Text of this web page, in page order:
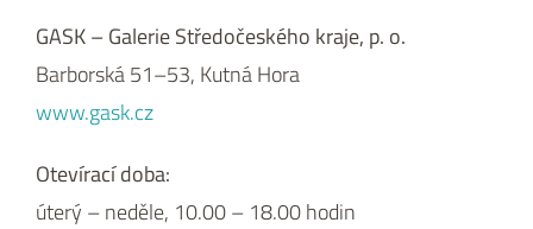
GASK – Galerie Středočeského kraje, p. o.
Barborská 51–53, Kutná Hora
www.gask.cz
Otevírací doba:
úterý – neděle, 10.00 – 18.00 hodin